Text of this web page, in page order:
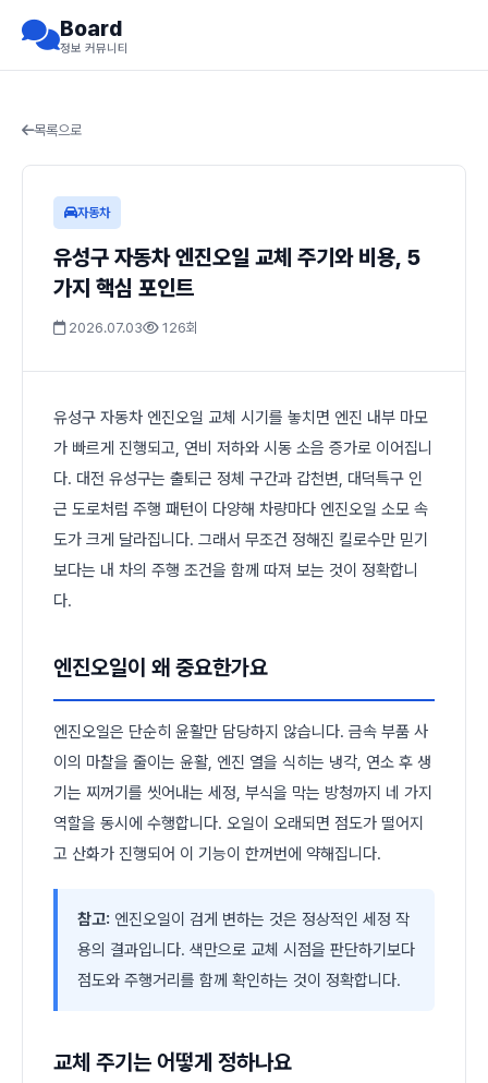
Board
정보 커뮤니티
목록으로
자동차
유성구 자동차 엔진오일 교체 주기와 비용, 5
가지 핵심 포인트
2026.07.03 126회
유성구 자동차 엔진오일 교체 시기를 놓치면 엔진 내부 마모
가 빠르게 진행되고, 연비 저하와 시동 소음 증가로 이어집니
다. 대전 유성구는 출퇴근 정체 구간과 갑천변, 대덕특구 인
근 도로처럼 주행 패턴이 다양해 차량마다 엔진오일 소모 속
도가 크게 달라집니다. 그래서 무조건 정해진 킬로수만 믿기
보다는 내 차의 주행 조건을 함께 따져 보는 것이 정확합니
다.
엔진오일이 왜 중요한가요
엔진오일은 단순히 윤활만 담당하지 않습니다. 금속 부품 사
이의 마찰을 줄이는 윤활, 엔진 열을 식히는 냉각, 연소 후 생
기는 찌꺼기를 씻어내는 세정, 부식을 막는 방청까지 네 가지
역할을 동시에 수행합니다. 오일이 오래되면 점도가 떨어지
고 산화가 진행되어 이 기능이 한꺼번에 약해집니다.
참고: 엔진오일이 검게 변하는 것은 정상적인 세정 작
용의 결과입니다. 색만으로 교체 시점을 판단하기보다
점도와 주행거리를 함께 확인하는 것이 정확합니다.
교체 주기는 어떻게 정하나요